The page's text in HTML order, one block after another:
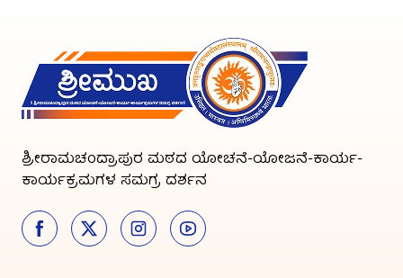
ಶ್ರೀರಾಮಚಂದ್ರಾಪುರ ಮಠದ ಯೋಚನೆ-ಯೋಜನೆ-ಕಾರ್ಯ-
ಕಾರ್ಯಕ್ರಮಗಳ ಸಮಗ್ರ ದರ್ಶನ